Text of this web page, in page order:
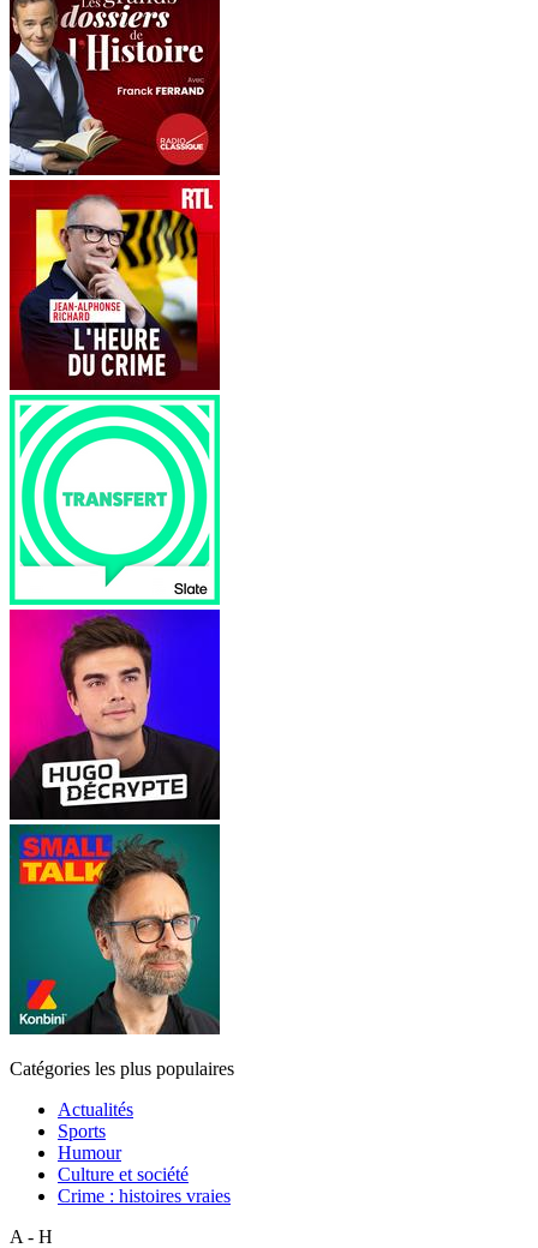
Catégories les plus populaires
Actualités
Sports
Humour
Culture et société
Crime : histoires vraies
A - H